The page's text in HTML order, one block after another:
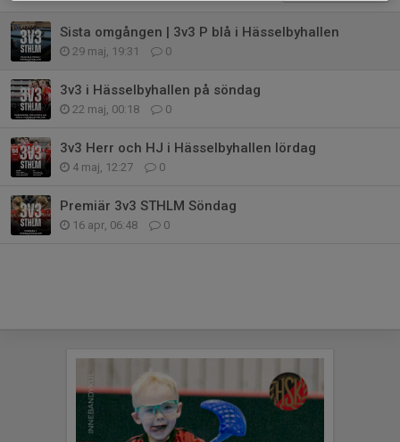
Sista omgången | 3v3 P blå i Hässelbyhallen
29 maj, 19:31 0
3v3 i Hässelbyhallen på söndag
22 maj, 00:18 0
3v3 Herr och HJ i Hässelbyhallen lördag
4 maj, 12:27 0
Premiär 3v3 STHLM Söndag
16 apr, 06:48 0